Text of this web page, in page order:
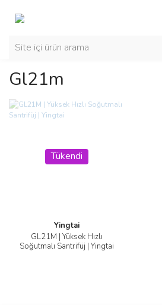
Gl21m
Tükendi
Yingtai
GL21M | Yüksek Hızlı
Soğutmalı Santrifüj | Yingtai